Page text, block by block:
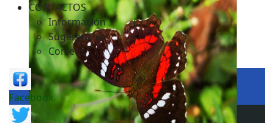
CONTACTOS
Información
Sugerencias
Correos
Facebook